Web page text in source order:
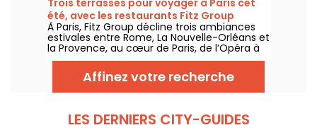
servie directement dans des cocottes.
été, avec les restaurants Fitz Group
À Paris, Fitz Group décline trois ambiances
estivales entre Rome, La Nouvelle-Orléans et
la Provence, au cœur de Paris, de l’Opéra à
la Tour Eiffel. Chaque adresse, grâce à sa
terrasse, offre une escale à part entière,
sans quitter la capitale .
Affinez votre recherche
LES DERNIERS CITY-GUIDES